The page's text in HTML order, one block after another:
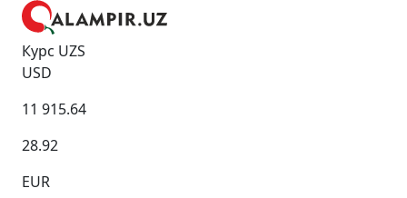
Курс UZS
USD
11 915.64
28.92
EUR